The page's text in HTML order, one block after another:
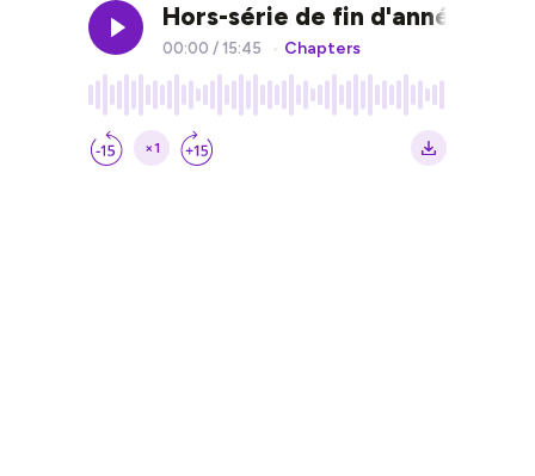
Hors-série de fin d'année -
00:00 / 15:45 Chapters
×1